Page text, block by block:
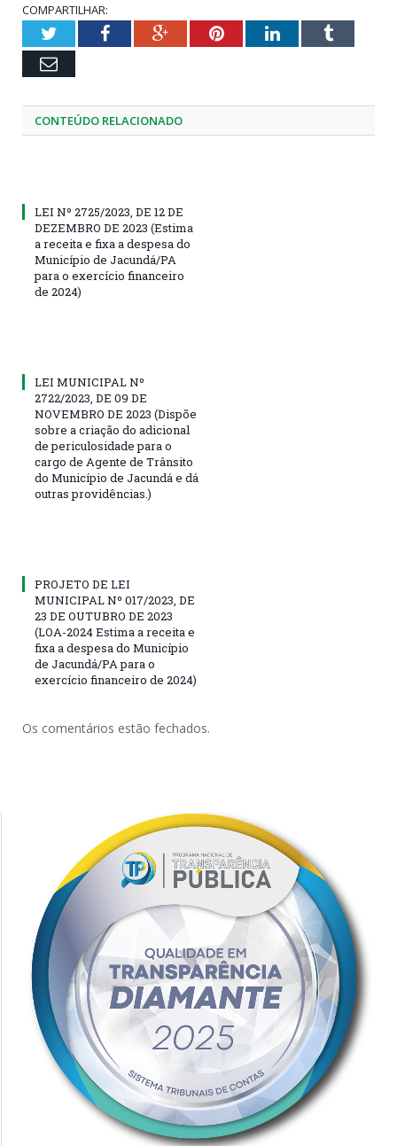
COMPARTILHAR:
TwitterFacebookGoogle+PinterestLinkedInTumblr
Email
CONTEÚDO RELACIONADO
LEI Nº 2725/2023, DE 12 DE
DEZEMBRO DE 2023 (Estima
a receita e fixa a despesa do
Município de Jacundá/PA
para o exercício financeiro
de 2024)
LEI MUNICIPAL Nº
2722/2023, DE 09 DE
NOVEMBRO DE 2023 (Dispõe
sobre a criação do adicional
de periculosidade para o
cargo de Agente de Trânsito
do Município de Jacundá e dá
outras providências.)
PROJETO DE LEI
MUNICIPAL Nº 017/2023, DE
23 DE OUTUBRO DE 2023
(LOA-2024 Estima a receita e
fixa a despesa do Município
de Jacundá/PA para o
exercício financeiro de 2024)
Os comentários estão fechados.